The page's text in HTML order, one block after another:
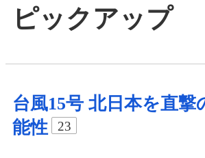
ピックアップ
台風15号 北日本を直撃
能性
23